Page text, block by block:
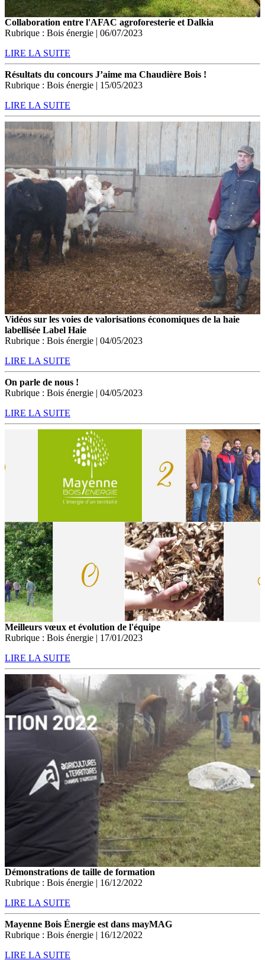
Collaboration entre l'AFAC agroforesterie et Dalkia
Rubrique : Bois énergie | 06/07/2023
LIRE LA SUITE
Résultats du concours J’aime ma Chaudière Bois !
Rubrique : Bois énergie | 15/05/2023
LIRE LA SUITE
Vidéos sur les voies de valorisations économiques de la haie
labellisée Label Haie
Rubrique : Bois énergie | 04/05/2023
LIRE LA SUITE
On parle de nous !
Rubrique : Bois énergie | 04/05/2023
LIRE LA SUITE
Meilleurs vœux et évolution de l'équipe
Rubrique : Bois énergie | 17/01/2023
LIRE LA SUITE
Démonstrations de taille de formation
Rubrique : Bois énergie | 16/12/2022
LIRE LA SUITE
Mayenne Bois Énergie est dans mayMAG
Rubrique : Bois énergie | 16/12/2022
LIRE LA SUITE